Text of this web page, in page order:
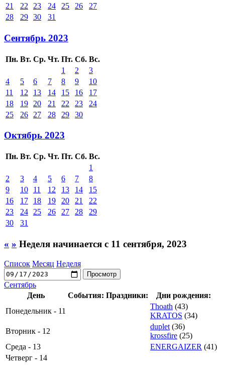
21
22 23 24 25 26
27
28
29 30 31
Сентябрь 2023
Пн. Вт. Ср. Чт. Пт. Сб. Вс.
1
2
3
4
5 6 7 8 9
10
11
12 13 14 15 16
17
18
19 20 21 22 23
24
25
26 27 28 29 30
Октябрь 2023
Пн. Вт. Ср. Чт. Пт. Сб. Вс.
1
2
3 4 5 6 7
8
9
10 11 12 13 14
15
16
17 18 19 20 21
22
23
24 25 26 27 28
29
30
31
« » Неделя начинается с 11 сентября, 2023
Список Месяц Неделя
Сентябрь
День
События: Праздники:
Дни рождения:
Понедельник - 11
Thoath (43)
KRATOS (34)
Вторник - 12
duplet (36)
krossfire (25)
Среда - 13
ENERGAIZER (41)
Четверг - 14